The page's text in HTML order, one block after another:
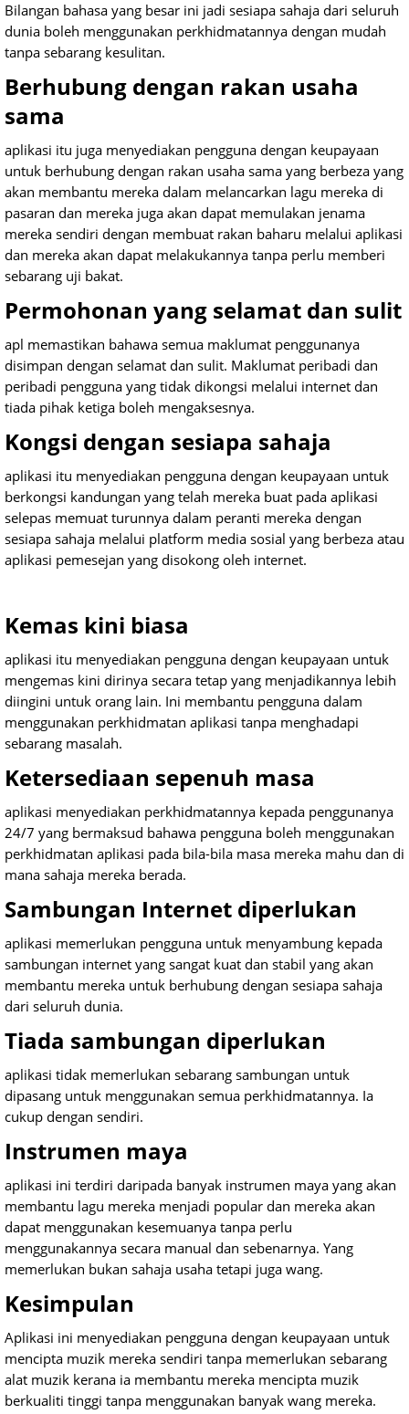
Bilangan bahasa yang besar ini jadi sesiapa sahaja dari seluruh
dunia boleh menggunakan perkhidmatannya dengan mudah
tanpa sebarang kesulitan.
Berhubung dengan rakan usaha
sama
aplikasi itu juga menyediakan pengguna dengan keupayaan
untuk berhubung dengan rakan usaha sama yang berbeza yang
akan membantu mereka dalam melancarkan lagu mereka di
pasaran dan mereka juga akan dapat memulakan jenama
mereka sendiri dengan membuat rakan baharu melalui aplikasi
dan mereka akan dapat melakukannya tanpa perlu memberi
sebarang uji bakat.
Permohonan yang selamat dan sulit
apl memastikan bahawa semua maklumat penggunanya
disimpan dengan selamat dan sulit. Maklumat peribadi dan
peribadi pengguna yang tidak dikongsi melalui internet dan
tiada pihak ketiga boleh mengaksesnya.
Kongsi dengan sesiapa sahaja
aplikasi itu menyediakan pengguna dengan keupayaan untuk
berkongsi kandungan yang telah mereka buat pada aplikasi
selepas memuat turunnya dalam peranti mereka dengan
sesiapa sahaja melalui platform media sosial yang berbeza atau
aplikasi pemesejan yang disokong oleh internet.
Kemas kini biasa
aplikasi itu menyediakan pengguna dengan keupayaan untuk
mengemas kini dirinya secara tetap yang menjadikannya lebih
diingini untuk orang lain. Ini membantu pengguna dalam
menggunakan perkhidmatan aplikasi tanpa menghadapi
sebarang masalah.
Ketersediaan sepenuh masa
aplikasi menyediakan perkhidmatannya kepada penggunanya
24/7 yang bermaksud bahawa pengguna boleh menggunakan
perkhidmatan aplikasi pada bila-bila masa mereka mahu dan di
mana sahaja mereka berada.
Sambungan Internet diperlukan
aplikasi memerlukan pengguna untuk menyambung kepada
sambungan internet yang sangat kuat dan stabil yang akan
membantu mereka untuk berhubung dengan sesiapa sahaja
dari seluruh dunia.
Tiada sambungan diperlukan
aplikasi tidak memerlukan sebarang sambungan untuk
dipasang untuk menggunakan semua perkhidmatannya. Ia
cukup dengan sendiri.
Instrumen maya
aplikasi ini terdiri daripada banyak instrumen maya yang akan
membantu lagu mereka menjadi popular dan mereka akan
dapat menggunakan kesemuanya tanpa perlu
menggunakannya secara manual dan sebenarnya. Yang
memerlukan bukan sahaja usaha tetapi juga wang.
Kesimpulan
Aplikasi ini menyediakan pengguna dengan keupayaan untuk
mencipta muzik mereka sendiri tanpa memerlukan sebarang
alat muzik kerana ia membantu mereka mencipta muzik
berkualiti tinggi tanpa menggunakan banyak wang mereka.